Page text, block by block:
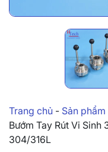
Trang chủ - Sản phẩm
Bướm Tay Rút Vi Sinh
304/316L